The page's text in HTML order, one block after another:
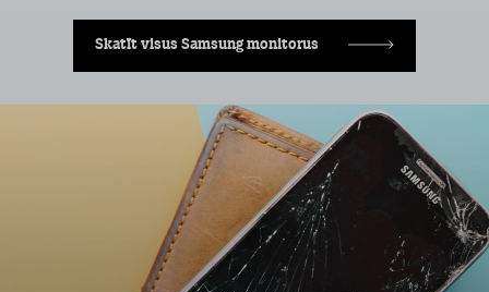
Skatīt visus Samsung monitorus